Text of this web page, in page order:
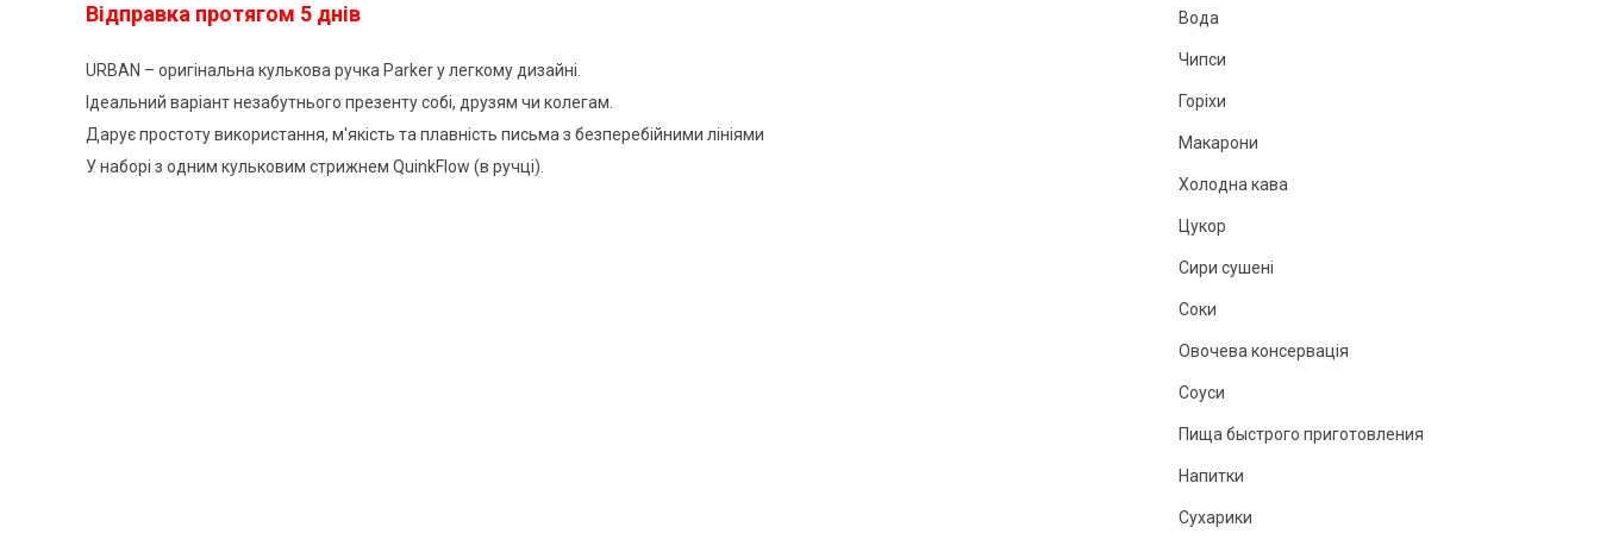
Вода
Чипси
Горіхи
Макарони
Холодна кава
Цукор
Сири сушені
Соки
Овочева консервація
Соуси
Пища быстрого приготовления
Напитки
Сухарики
Відправка протягом 5 днів
URBAN – оригінальна кулькова ручка Parker у легкому дизайні.
Ідеальний варіант незабутнього презенту собі, друзям чи колегам.
Дарує простоту використання, м'якість та плавність письма з безперебійними лініями
У наборі з одним кульковим стрижнем QuinkFlow (в ручці).